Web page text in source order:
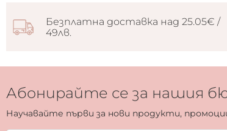
Безплатна доставка над 25.05€ /
49лв.
Абонирайте се за нашия
Научавайте първи за нови продукти,